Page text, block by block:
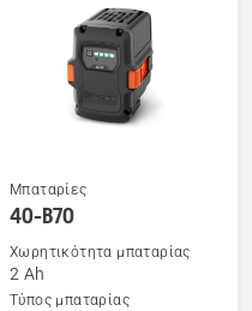
Δείτε
περισσότερες
λεπτομέρειες
για
το
Μπαταρίες
40-B70
Χωρητικότητα μπαταρίας
2 Ah
Τύπος μπαταρίας